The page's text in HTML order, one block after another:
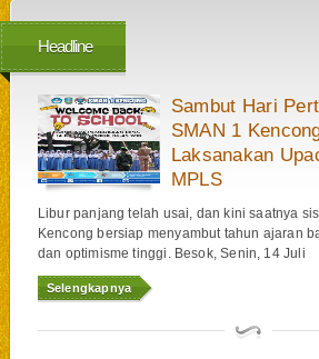
Headline
Sambut Hari
SMAN 1
Laksanakan
MPLS
Libur panjang telah usai, dan kini saatnya
Kencong bersiap menyambut tahun ajaran
dan optimisme tinggi. Besok, Senin, 14 Juli
Selengkapnya